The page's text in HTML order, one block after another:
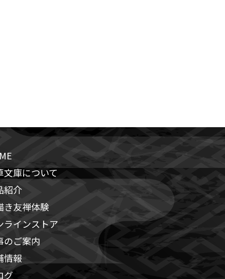
文庫について
紹介
き友禅体験
ラインストア
のご案内
情報
グ